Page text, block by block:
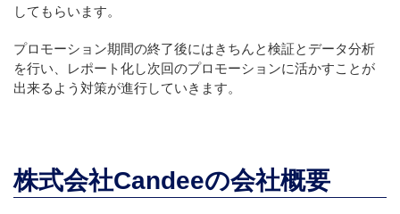
してもらいます。
プロモーション期間の終了後にはきちんと検証とデータ分析
を行い、レポート化し次回のプロモーションに活かすことが
出来るよう対策が進行していきます。
株式会社Candeeの会社概要